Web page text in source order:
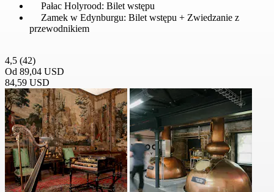
Pałac Holyrood: Bilet wstępu
Zamek w Edynburgu: Bilet wstępu + Zwiedzanie z
przewodnikiem
4,5 (42)
Od 89,04 USD
84,59 USD